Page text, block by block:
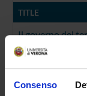
Consenso
TITLE
Il governo del
YEAR